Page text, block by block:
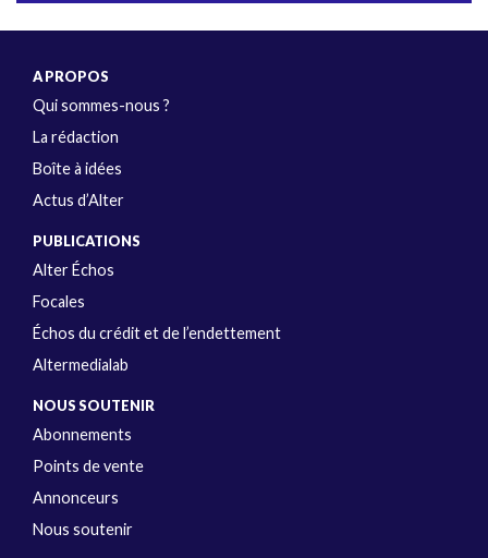
A PROPOS
Qui sommes-nous ?
La rédaction
Boîte à idées
Actus d’Alter
PUBLICATIONS
Alter Échos
Focales
Échos du crédit et de l’endettement
Altermedialab
NOUS SOUTENIR
Abonnements
Points de vente
Annonceurs
Nous soutenir